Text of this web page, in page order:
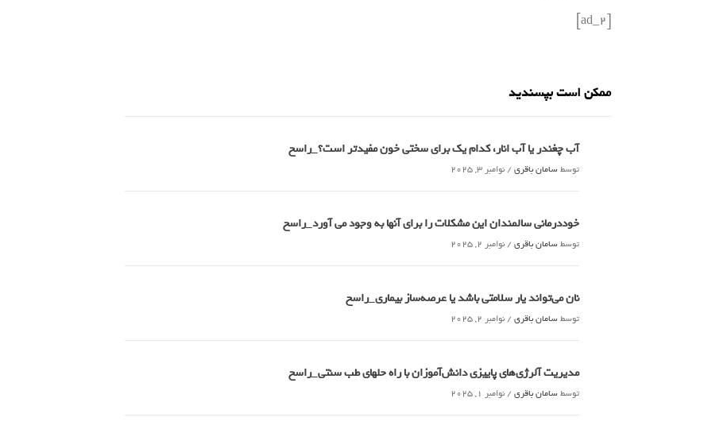
[ad_2]
ممکن است بپسندید
آب چغندر یا آب انار، کدام‌ یک برای سختی خون مفیدتر است؟_راسخ
توسطسامان باقری / نوامبر 3, 2025
خوددرمانی سالمندان این مشکلات را برای آنها به وجود می آورد_راسخ
توسطسامان باقری / نوامبر 2, 2025
نان می‌تواند یار سلامتی باشد یا عرصه‌ساز بیماری_راسخ
توسطسامان باقری / نوامبر 2, 2025
مدیریت آلرژی‌های پاییزی دانش‌آموزان با راه حلهای طب سنتی_راسخ
توسطسامان باقری / نوامبر 1, 2025